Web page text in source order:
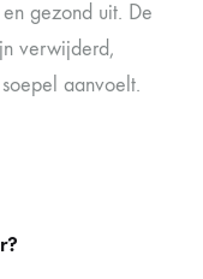
gezond uit. De
verwijderd,
aanvoelt.